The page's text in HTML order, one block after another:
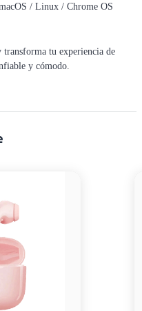
/ Linux / Chrome OS
transforma tu experiencia de
y cómodo.